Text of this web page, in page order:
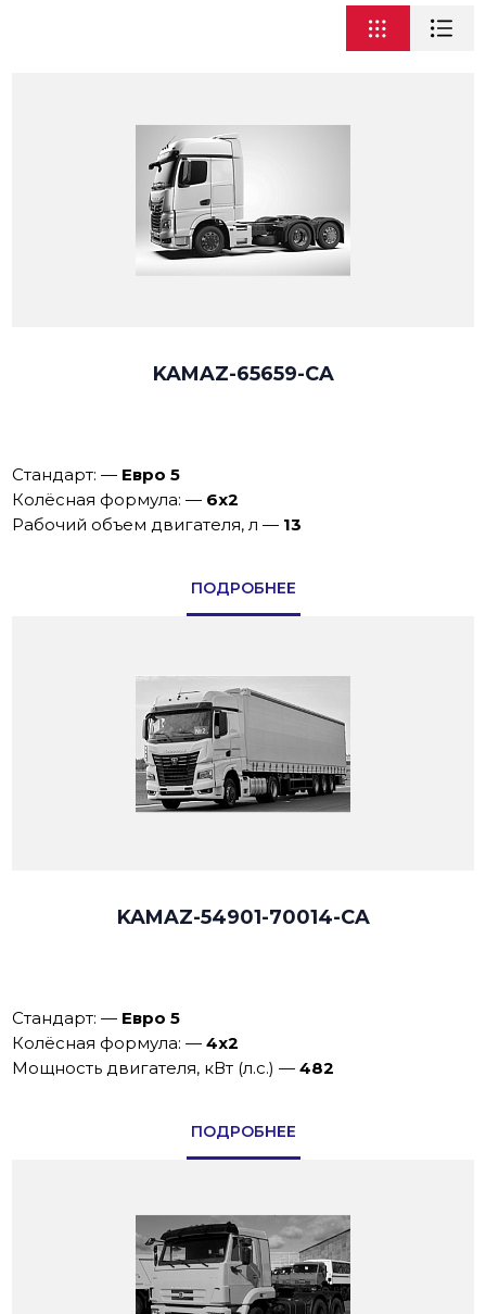
KAMAZ-65659-CA
Стандарт: — Евро 5
Колёсная формула: — 6х2
Рабочий объем двигателя, л — 13
ПОДРОБНЕЕ
KAMAZ-54901-70014-CA
Стандарт: — Евро 5
Колёсная формула: —4x2
Мощность двигателя, кВт (л.с.) —482
ПОДРОБНЕЕ